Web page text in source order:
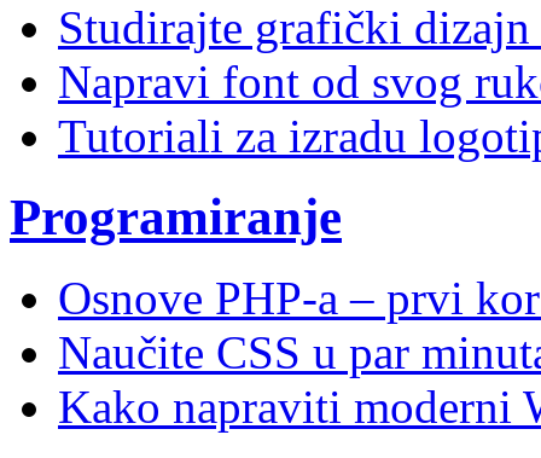
Studirajte grafički dizajn
Napravi font od svog
Tutoriali za izradu
Programiranje
Osnove PHP-a – prvi
Naučite CSS u par
Kako napraviti moderni